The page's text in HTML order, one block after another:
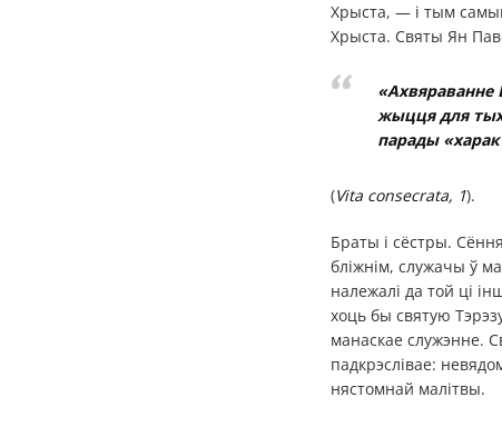
Хрыста, — і тым
Хрыста. Святы Ян
«Ахвяраванне
жыцця для тых,
парады
(Vita consecrata, 1).
Браты і сёстры.
бліжнім, служачы ў
належалі да той ці
хоць бы святую
манаскае служэнне.
падкрэслівае:
нястомнай малітвы.